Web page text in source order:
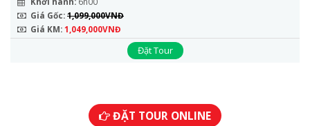
Giá Gốc:1,099,000VNĐ
Giá KM:1,049,000VNĐ
Đặt Tour
ĐẶT TOUR ONLINE